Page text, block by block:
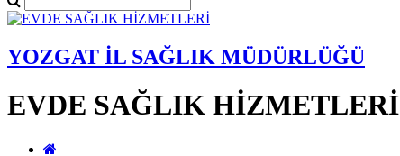
YOZGAT İL SAĞLIK MÜDÜRLÜĞÜ
EVDE SAĞLIK HİZMETLERİ